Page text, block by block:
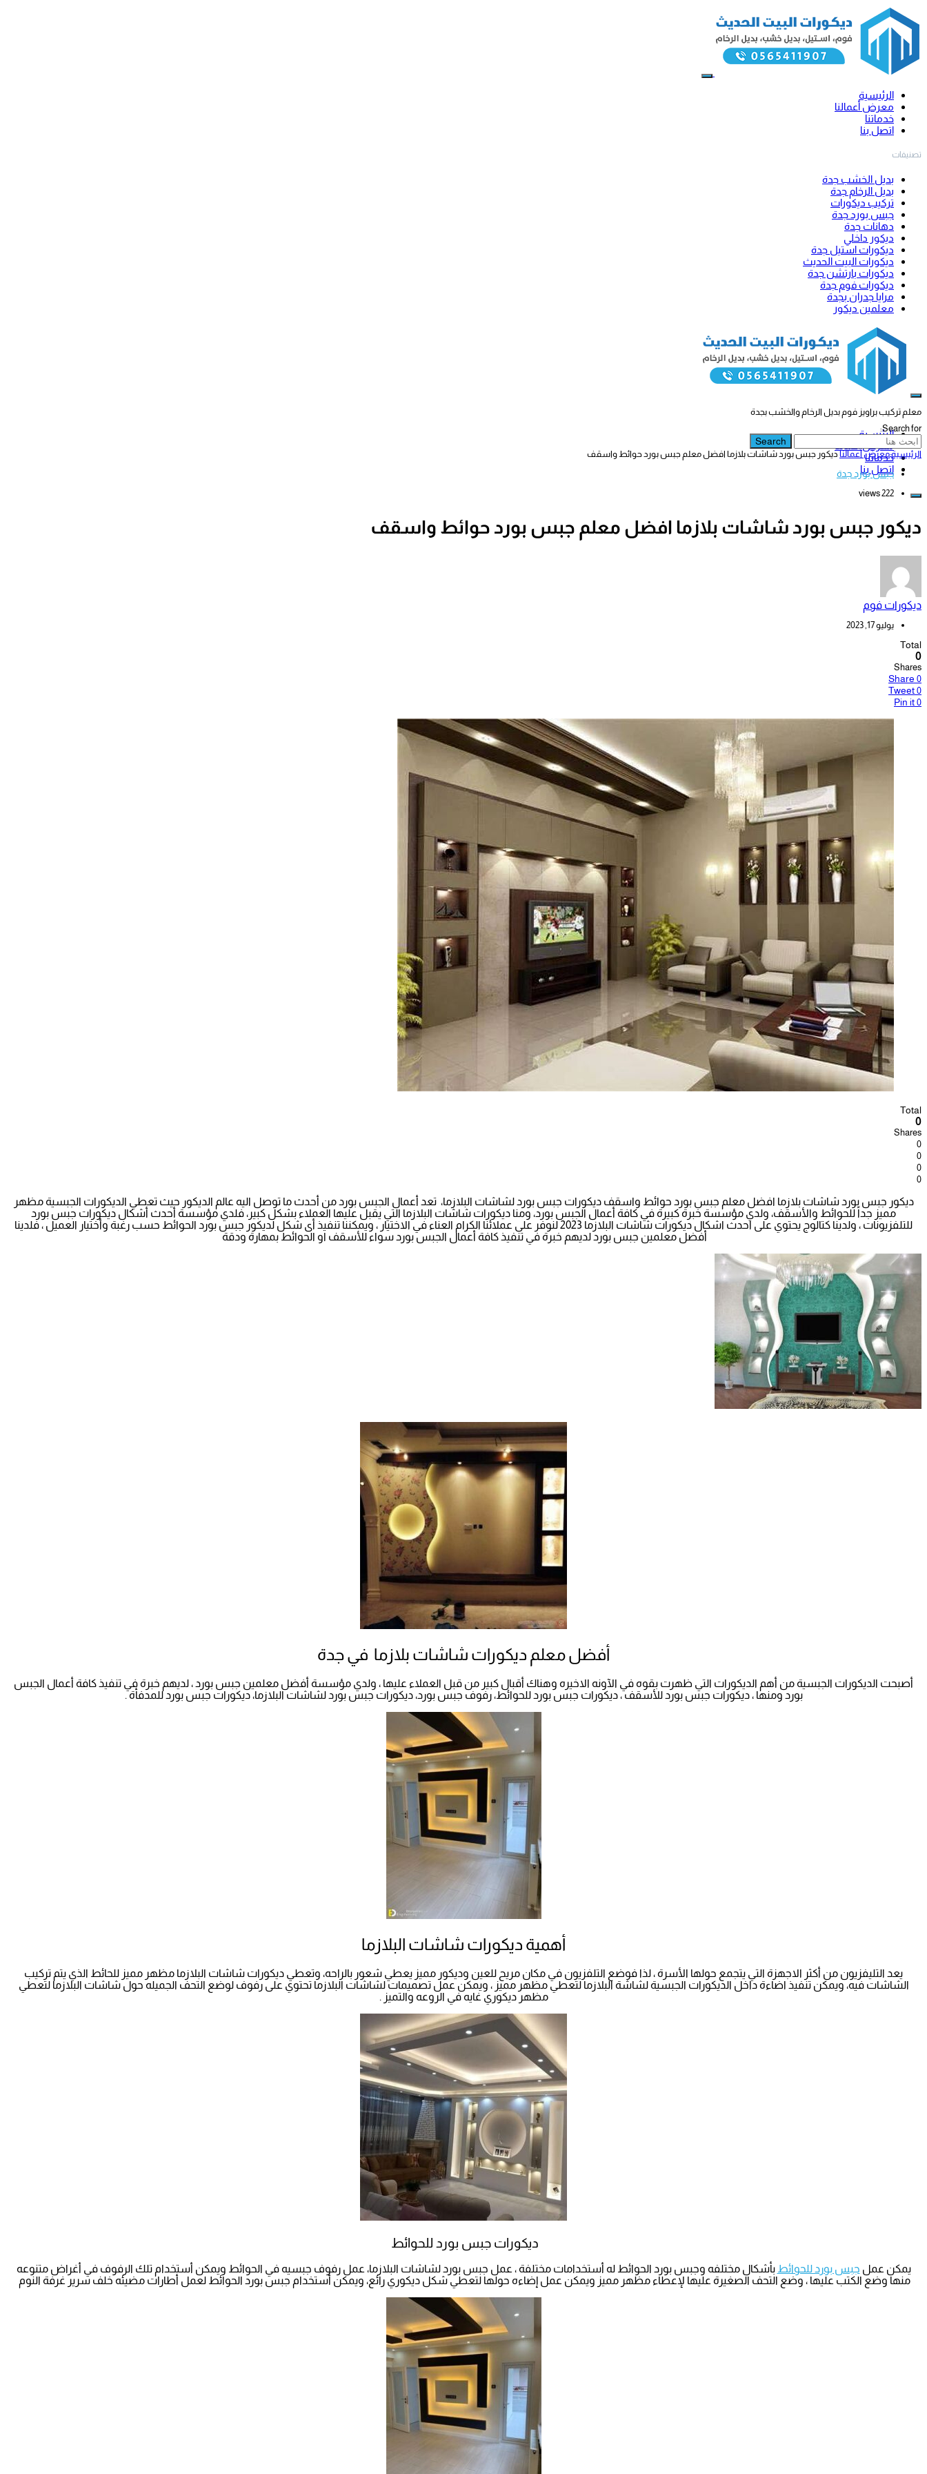
الرئيسية
معرض أعمالنا
خدماتنا
اتصل بنا
تصنيفات
بديل الخشب جدة
بديل الرخام جدة
تركيب ديكورات
جبس بورد جدة
دهانات جدة
ديكور داخلي
ديكورات استيل جدة
ديكورات البيت الحديث
ديكورات بارتشن جدة
ديكورات فوم جدة
مرايا جدران بجدة
معلمين ديكور
معلم تركيب براويز فوم بديل الرخام والخشب بجدة
الرئيسية
معرض أعمالنا
خدماتنا
اتصل بنا
Search for:
Search
الرئيسيةمعرض أعمالناديكور جبس بورد شاشات بلازما افضل معلم جبس بورد حوائط واسقف
جبس بورد جدة
222 views
ديكور جبس بورد شاشات بلازما افضل معلم جبس بورد حوائط واسقف
ديكورات فوم
يوليو 17, 2023
Total
0
Shares
Share 0
Tweet 0
Pin it 0
Total
0
Shares
0
0
0
0
ديكور جبس بورد شاشات بلازما افضل معلم جبس بورد حوائط واسقف ديكورات جبس بورد لشاشات البلازما، تعد أعمال الجبس بورد من أحدث ما توصل اليه عالم الديكور حيث تعطي الديكورات الجبسية مظهر
مميز جداً للحوائط والأسقف، ولدي مؤسسة خبرة كبيرة في كافة أعمال الجبس بورد، ومنا ديكورات شاشات البلازما التي يقبل عليها العملاء بشكل كبير، فلدي مؤسسة أحدث أشكال ديكورات جبس بورد
للتلفزيونات ، ولدينا كتالوج يحتوي على احدث اشكال ديكورات شاشات البلازما 2023 لنوفر على عملائنا الكرام العناء في الاختيار ، ويمكننا تنفيذ أى شكل لديكور جبس بورد الحوائط حسب رغبة وأختيار العميل ، فلدينا
أفضل معلمين جبس بورد لديهم خبرة في تنفيذ كافة أعمال الجبس بورد سواء للأسقف او الحوائط بمهارة ودقة
أفضل معلم ديكورات شاشات بلازما في جدة
أصبحت الديكورات الجبسية من أهم الديكورات التي ظهرت بقوه في الآونه الاخيره وهناك أقبال كبير من قبل العملاء عليها ، ولدي مؤسسة أفضل معلمين جبس بورد ، لديهم خبرة في تنفيذ كافة أعمال الجبس
بورد ومنها ، ديكورات جبس بورد للأسقف ، ديكورات جبس بورد للحوائط، رفوف جبس بورد، ديكورات جبس بورد لشاشات البلازما، ديكورات جبس بورد للمدفأة .
أهمية ديكورات شاشات البلازما
يعد التليفزيون من أكثر الاجهزة التي يتجمع حولها الأسرة ، لذا فوضع التلفزيون في مكان مريح للعين وديكور مميز يعطي شعور بالراحه، وتعطي ديكورات شاشات البلازما مظهر مميز للحائط الذي يتم تركيب
الشاشات فيه، ويمكن تنفيذ اضاءة داخل الديكورات الجبسية لشاشة البلازما لتعطي مظهر مميز ، ويمكن عمل تصميمات لشاشات البلازما تحتوي على رفوف لوضع التحف الجميله حول شاشات البلازما لتعطي
مظهر ديكوري غايه في الروعه والتميز .
ديكورات جبس بورد للحوائط
يمكن عمل جبس بورد للحوائط بأشكال مختلفه وجبس بورد الحوائط له أستخدامات مختلفة ، عمل جبس بورد لشاشات البلازما، عمل رفوف جبسيه في الحوائط ويمكن أستخدام تلك الرفوف في أغراض متنوعه
منها وضع الكتب عليها ، وضع التحف الصغيرة عليها لإعطاء مظهر مميز ويمكن عمل إضاءه حولها لتعطي شكل ديكوري رائع، ويمكن أستخدام جبس بورد الحوائط لعمل أطارات مضيئه خلف سرير غرفة النوم